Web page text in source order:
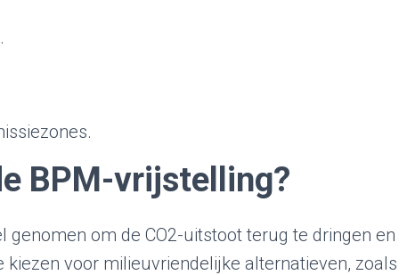
BPM-vrijstelling?
genomen om de CO2-uitstoot terug te dringen en
voor milieuvriendelijke alternatieven, zoals